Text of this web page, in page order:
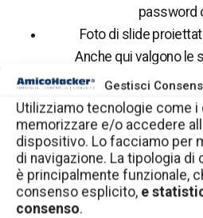
Gestisci
Utilizziamo tecnologie come i
memorizzare e/o accedere
dispositivo. Lo facciamo per
di navigazione. La tipologia
è principalmente funzionale,
consenso esplicito, e
consenso.
password
Foto di slide
Anche qui valgono le
Evita di fotografare
Se devi condividere, rifai il
una slide o un
6. Regola d’oro
Ogni volta che fai uno